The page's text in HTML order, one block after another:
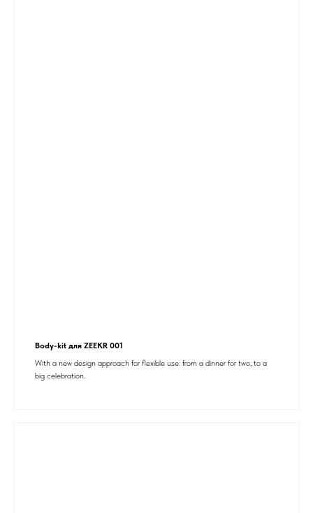
Body-kit для ZEEKR 001
With a new design approach for flexible use: from a dinner for two, to a
big celebration.